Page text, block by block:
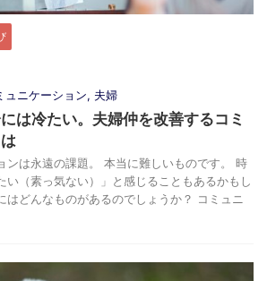
ュニケーション, 夫婦
は冷たい。夫婦仲を改善するコミ
ンは永遠の課題。 本当に難しいものです。 時
い（素っ気ない）」と感じることもあるかもし
はどんなものがあるのでしょうか？ コミュニ